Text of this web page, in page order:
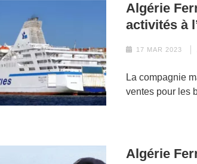
Algérie
activités à
17 MAR 2023
La compagnie
ventes pour les
Algérie